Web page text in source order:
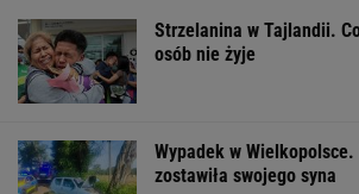
Strzelanina w Tajlandii.
osób nie żyje
Wypadek w
zostawiła swojego syna